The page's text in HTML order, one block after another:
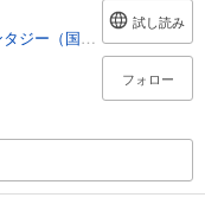
ジー（国内）
試し読み
フォロー